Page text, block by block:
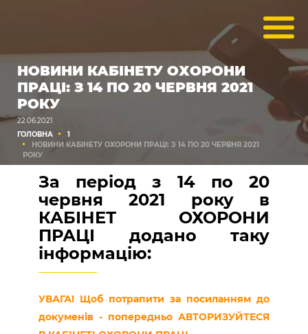
НОВИНИ КАБІНЕТУ ОХОРОНИ
ПРАЦІ: З 14 ПО 20 ЧЕРВНЯ 2021
РОКУ
22.06.2021
ГОЛОВНА
1
НОВИНИ КАБІНЕТУ ОХОРОНИ ПРАЦІ: З 14 ПО 20 ЧЕРВНЯ 2021
РОКУ
За період з 14 по 20
червня 2021 року в
КАБІНЕТ ОХОРОНИ
ПРАЦІ додано таку
інформацію:
УВАГА! Щоб потрапити за посиланням до
докуменів - попередньо АВТОРИЗУЙТЕСЯ